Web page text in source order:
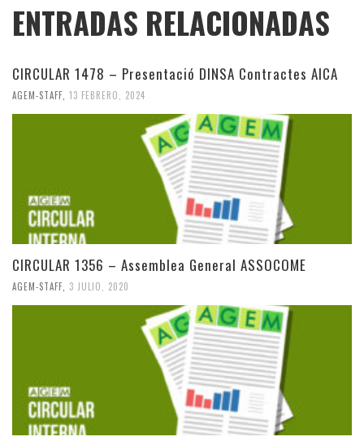
ENTRADAS RELACIONADAS
CIRCULAR 1478 – Presentació DINSA Contractes AICA
AGEM-STAFF 13 FEBRERO, 2024
CIRCULAR 1356 – Assemblea General ASSOCOME
AGEM-STAFF 3 JULIO, 2020